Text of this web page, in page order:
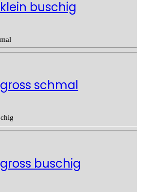
buschig
schmal
buschig